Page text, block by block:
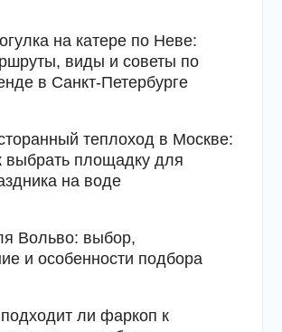
на катере по Неве:
виды и советы по
в Санкт-Петербурге
теплоход в Москве:
выбрать площадку для
на воде
Вольво: выбор,
и особенности подбора
ли фаркоп к